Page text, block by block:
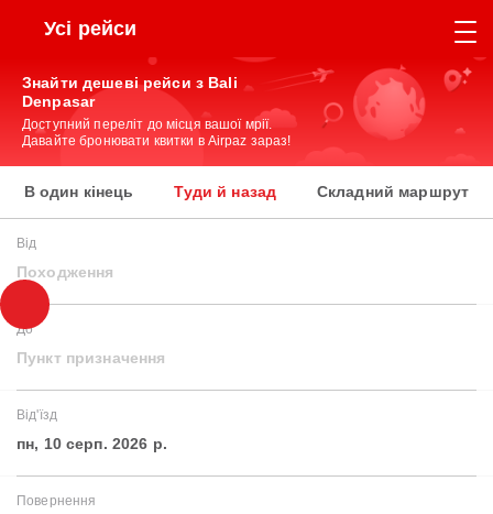
Усі рейси
Знайти дешеві рейси з Bali
Denpasar
Доступний переліт до місця вашої мрії.
Давайте бронювати квитки в Airpaz зараз!
В один кінець Туди й назад Складний маршрут
Від
Походження
До
Пункт призначення
Від'їзд
пн, 10 серп. 2026 р.
Повернення